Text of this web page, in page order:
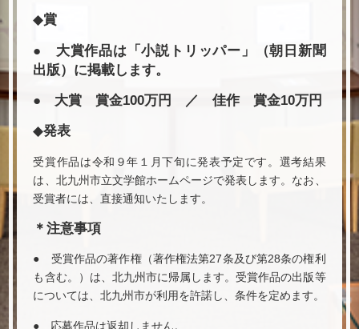
◆賞
● 大賞作品は「小説トリッパー」（朝日新聞
出版）に掲載します。
● 大賞 賞金100万円 ／ 佳作 賞金10万円
◆発表
受賞作品は令和９年１月下旬に発表予定です。選考結果
は、北九州市立文学館ホームページで発表します。なお、
受賞者には、直接通知いたします。
＊注意事項
● 受賞作品の著作権（著作権法第27条及び第28条の権利
も含む。）は、北九州市に帰属します。受賞作品の出版等
については、北九州市が利用を許諾し、条件を定めます。
● 応募作品は返却しません。